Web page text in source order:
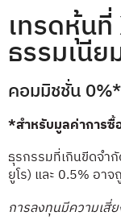
เทรดหุ้นที่
ธรรมเนีย
คอมมิชชั่น 0%*
*สำหรับมูลค่าการซื้
ธุรกรรมที่เกินขีดจำ
ยูโร) และ 0.5% อา
การลงทุนมีความเสี่